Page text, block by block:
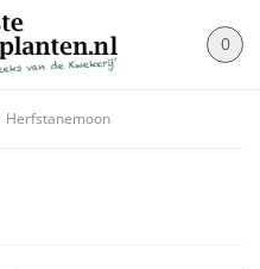
0
Herfstanemoon